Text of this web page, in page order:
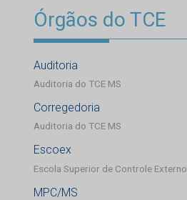
Órgãos do TCE
Auditoria
Auditoria do TCE MS
Corregedoria
Auditoria do TCE MS
Escoex
Escola Superior de Controle Externo
MPC/MS